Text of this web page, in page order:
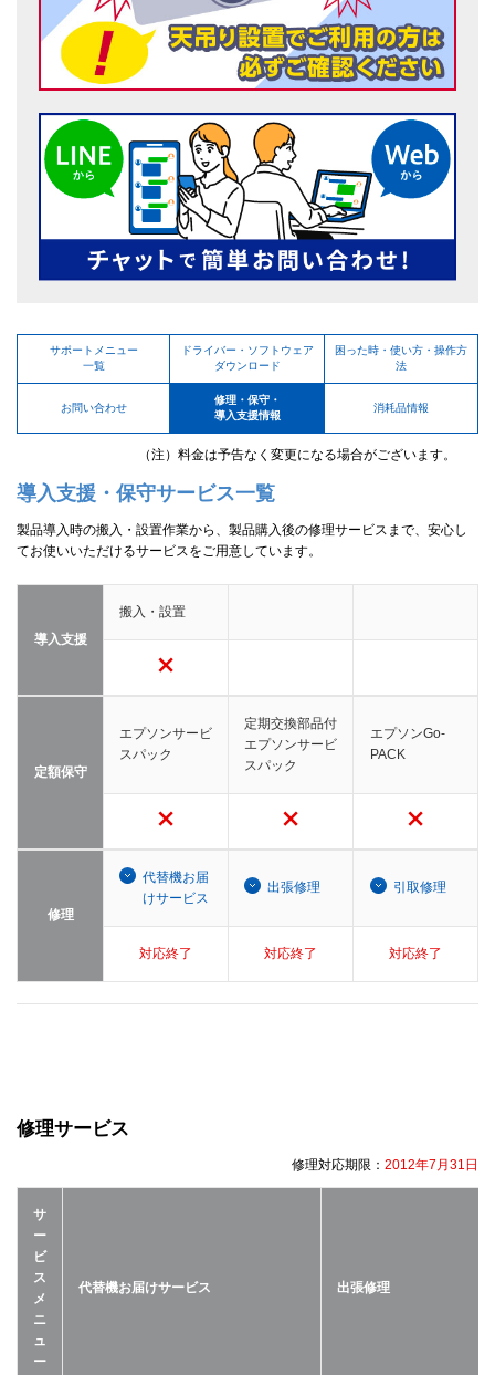
サポートメニュー
一覧
ドライバー・ソフトウェア
ダウンロード
困った時・使い方・操作方
法
お問い合わせ
修理・保守・
導入支援情報
消耗品情報
（注）料金は予告なく変更になる場合がございます。
導入支援・保守サービス一覧
製品導入時の搬入・設置作業から、製品購入後の修理サービスまで、安心し
てお使いいただけるサービスをご用意しています。
導入支援
搬入・設置
定額保守
エプソンサービ
スパック
定期交換部品付
エプソンサービ
スパック
エプソンGo-
PACK
修理
代替機お届
けサービス
出張修理 引取修理
対応終了 対応終了 対応終了
修理サービス
修理対応期限： 2012年7月31日
サ
ー
ビ
ス
メ
ニ
ュ
ー
代替機お届けサービス 出張修理